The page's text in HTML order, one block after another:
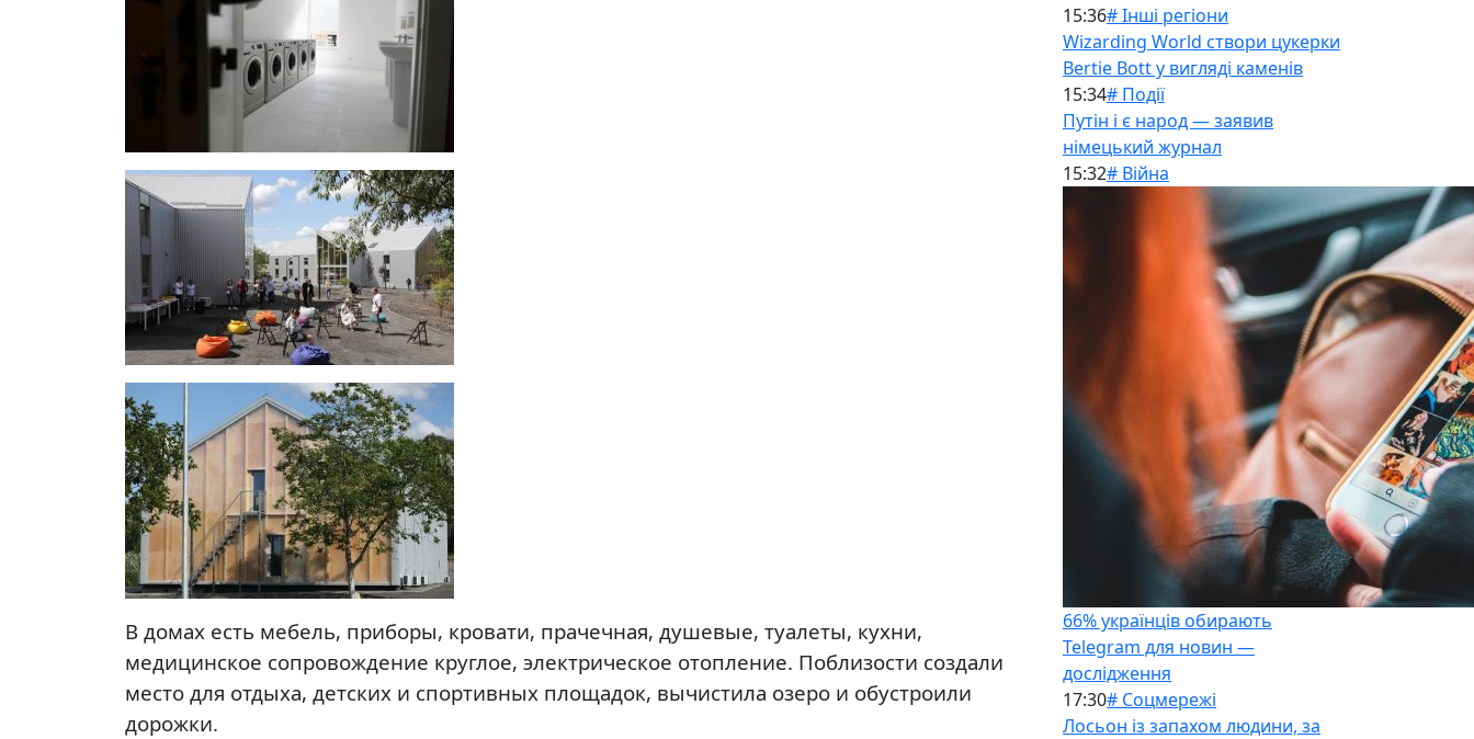
В домах есть мебель, приборы, кровати, прачечная, душевые, туалеты, кухни,
медицинское сопровождение круглое, электрическое отопление. Поблизости создали
место для отдыха, детских и спортивных площадок, вычистила озеро и обустроили
дорожки.
15:36# Інші регіони
Wizarding World створи цукерки
Bertie Bott у вигляді каменів
15:34# Події
Путін і є народ — заявив
німецький журнал
15:32# Війна
66% українців обирають
Telegram для новин —
дослідження
17:30# Соцмережі
Лосьон із запахом людини, за